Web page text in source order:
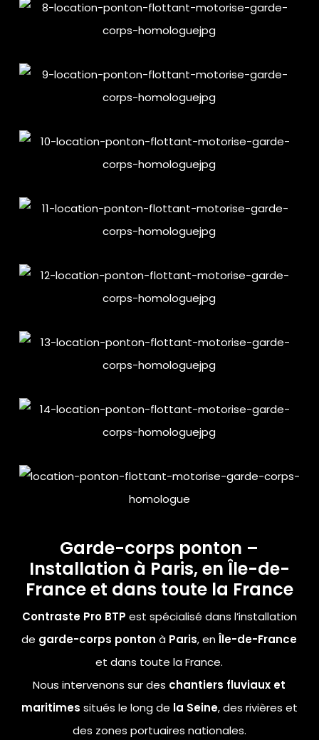
Garde-corps ponton –
Installation à Paris, en Île-de-
France et dans toute la France
Contraste Pro BTP est spécialisé dans l’installation
de garde-corps ponton à Paris, enÎle-de-France
et dans toute la France.
Nous intervenons sur des chantiers fluviaux et
maritimes situés le long de la Seine, des rivières et
des zones portuaires nationales.